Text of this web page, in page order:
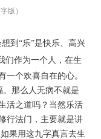
版）
到“乐”是快乐、高兴
们作为一个人，在生
一个欢喜自在的心。
那么人无病不就是
活之道吗？当然乐活
行法门，主要就是讲
果用这九字真言去生